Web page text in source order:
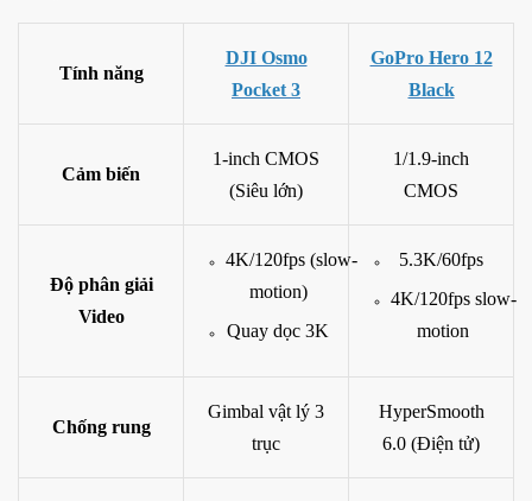
Tính năng
DJI Osmo
Pocket 3
GoPro Hero 12
Black
Cảm biến
1-inch CMOS
(Siêu lớn)
1/1.9-inch
CMOS
Độ phân giải
Video
4K/120fps (slow-
motion)
Quay dọc 3K
5.3K/60fps
4K/120fps slow-
motion
Chống rung
Gimbal vật lý 3
trục
HyperSmooth
6.0 (Điện tử)